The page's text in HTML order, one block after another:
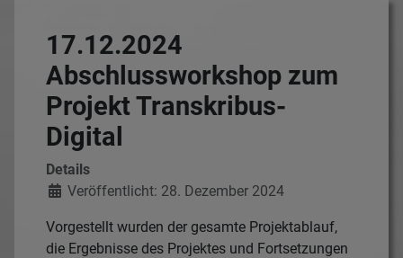
17.12.2024
Abschlussworkshop zum
Projekt Transkribus-
Digital
Details
Veröffentlicht: 28. Dezember 2024
Vorgestellt wurden der gesamte Projektablauf,
die Ergebnisse des Projektes und Fortsetzungen